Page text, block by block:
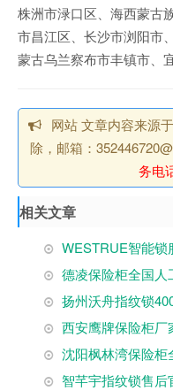
株洲市渌口区、海西蒙古
市昌江区、长沙市浏阳市
蒙古乌兰察布市丰镇市、
网站 文章内容来源
除，邮箱：
务电
相关文章
WESTRUE智能锁
德凌保险柜全国
扬州沃舟指纹锁
西安鹰牌保险柜
沈阳枫林湾保险柜
智芊宇指纹锁售后